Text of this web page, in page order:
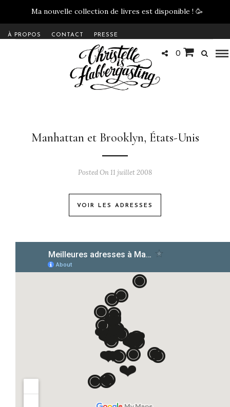
Ma nouvelle collection de livres est disponible !🥳
À PROPOS CONTACT PRESSE
0
Manhattan et Brooklyn, États-Unis
Posted On 11 juillet 2008
VOIR LES ADRESSES